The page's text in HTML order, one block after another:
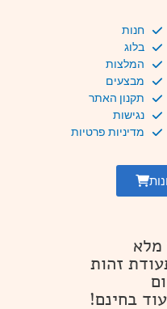
חנות
בלוג
המלצות
מבצעים
תקנון האתר
נגישות
מדיניות פרטיות
מלא
זהות
בחינם!